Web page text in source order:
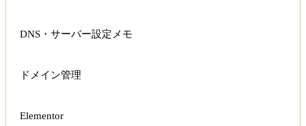
DNS・サーバー設定メモ
ドメイン管理
Elementor